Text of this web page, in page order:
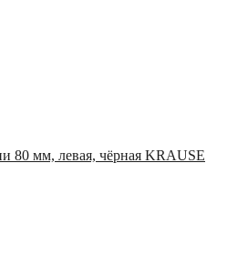
80 мм, левая, чёрная KRAUSE